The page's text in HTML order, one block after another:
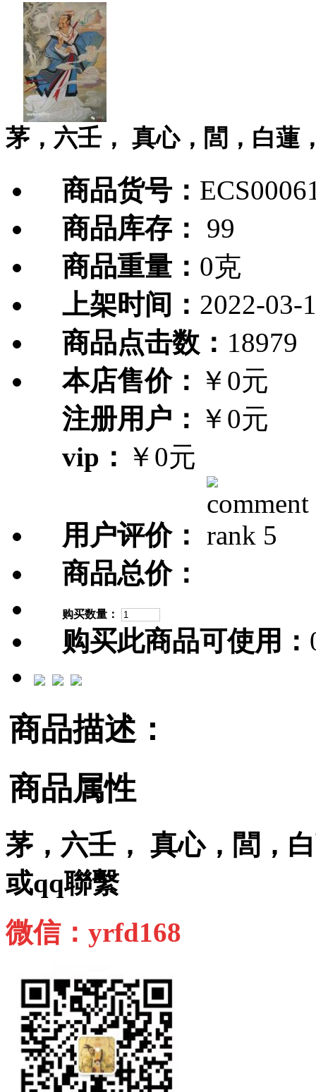
茅，六壬， 真心，閭，白蓮
商品货号：
商品库存：
99
商品重量： 0克
上架时间： 2022-03-
商品点击数： 18979
本店售价： ￥0元
注册用户： ￥0元
vip： ￥0元
用户评价：
商品总价：
购买数量：
购买此商品可使用：
商品描述：
商品属性
茅，六壬， 真心，閭，
或qq聯繫
微信：yrfd168